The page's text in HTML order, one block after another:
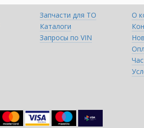
Запчасти для ТО
Каталоги
Запросы по VIN
О